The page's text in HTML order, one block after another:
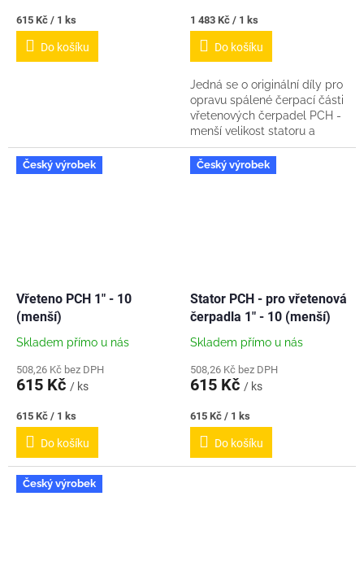
Měrná
cena:
615 Kč / 1 ks
Do košíku
Měrná
cena:
1 483 Kč / 1 ks
Do košíku
Jedná se o originální díly pro
opravu spálené čerpací části
vřetenových čerpadel PCH -
menší velikost statoru a
vřetene. (10-8) Sada od nás
obsahuje: 1x originální stator...
Český výrobek
Vřeteno PCH 1" - 10
(menší)
Skladem přímo u nás
508,26 Kč bez DPH
615 Kč / ks
Měrná
cena:
615 Kč / 1 ks
Do košíku
Český výrobek
Stator PCH - pro vřetenová
čerpadla 1" - 10 (menší)
Skladem přímo u nás
508,26 Kč bez DPH
615 Kč / ks
Měrná
cena:
615 Kč / 1 ks
Do košíku
Český výrobek